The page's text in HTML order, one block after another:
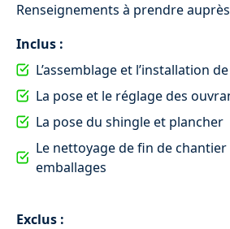
de largeur
369 €
Renseignements à prendre
Inclus :
L’assemblage et l’installation
La pose et le réglage des
La pose du shingle et plancher
Le nettoyage de fin de chantier
emballages
Exclus :